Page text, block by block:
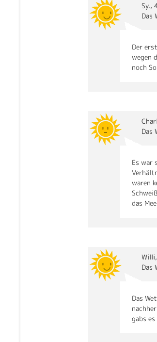
Sy.,
Das
Der
wegen
noch
Das
Es war
waren
das
Willi
Das
Das
gabs